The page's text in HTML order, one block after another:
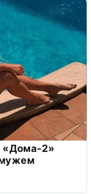
«Дома-2»